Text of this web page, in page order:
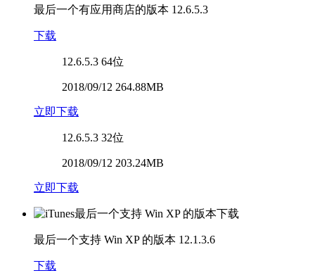
最后一个有应用商店的版本 12.6.5.3
下载
12.6.5.3 64位
2018/09/12 264.88MB
立即下载
12.6.5.3 32位
2018/09/12 203.24MB
立即下载
最后一个支持 Win XP 的版本 12.1.3.6
下载